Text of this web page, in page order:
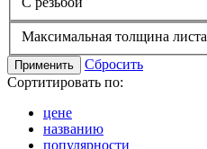
Максимальная толщина листа
Применить
Сбросить
Сортитировать по:
цене
названию
популярности